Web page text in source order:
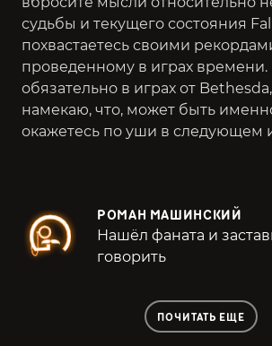
судьбы и текущего состояния
похвастаетесь своими
проведенному в играх времени.
обязательно в играх от
намекаю, что, может быть
окажетесь по уши в следующем
РОМАН МАШИНСКИЙ
Нашёл фаната и
говорить
ПОЧИТАТЬ ЕЩЕ